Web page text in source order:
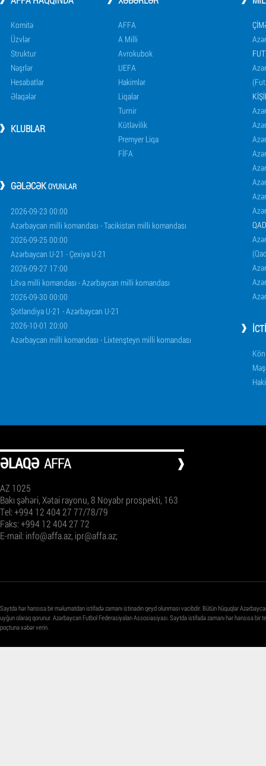
Komitə
Üzvlər
Struktur
Nəşrlər
Hesabatlar
Əlaqələr
KLUBLAR
AFFA
A Milli
Avrokubok
UEFA
Hakimlər
Liqalar
Turnir
Kütləvilik
Premyer Liqa
FİFA
GƏLƏCƏKOYUNLAR
2026-09-23 00:00
Azərbaycan milli komandası - Tacikistan milli komandası
2026-09-25 00:00
Azərbaycan U-21 - Çexiya U-21
2026-09-27 17:00
Litva milli komandası - Azərbaycan milli komandası
2026-09-30 00:00
Şotlandiya U-21 - Azərbaycan U-21
2026-10-01 20:00
Azərbaycan milli komandası - Lixtenşteyn milli komandası
ƏLAQƏ AFFA
AZ 1025
Bakı şəhəri, Xətai rayonu, 8 Noyabr prospekti, 163
Tel: +994 12 404 27 77/78/79
Faks: +994 12 404 27 72
E-mail: info@affa.az, ipr@affa.az;
Saytda hər hansısa bir məlumatdan istifadə zamanı istinadın qeyd olunması vacibdir. Bütün hüquqlar
uyğun olaraq qorunur. Azərbaycan Futbol Federasiyaları Assosiasiyası. Saytda istifadə zamanı hər hansısa
poçtuna xəbər verin.